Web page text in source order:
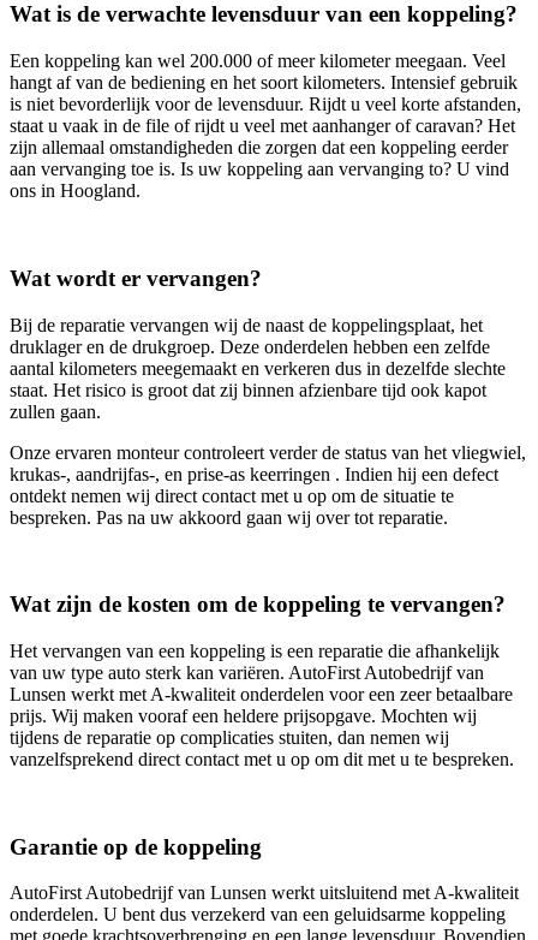
Wat is de verwachte levensduur van een koppeling?
Een koppeling kan wel 200.000 of meer kilometer meegaan. Veel
hangt af van de bediening en het soort kilometers. Intensief gebruik
is niet bevorderlijk voor de levensduur. Rijdt u veel korte afstanden,
staat u vaak in de file of rijdt u veel met aanhanger of caravan? Het
zijn allemaal omstandigheden die zorgen dat een koppeling eerder
aan vervanging toe is. Is uw koppeling aan vervanging to? U vind
ons in Hoogland.
Wat wordt er vervangen?
Bij de reparatie vervangen wij de naast de koppelingsplaat, het
druklager en de drukgroep. Deze onderdelen hebben een zelfde
aantal kilometers meegemaakt en verkeren dus in dezelfde slechte
staat. Het risico is groot dat zij binnen afzienbare tijd ook kapot
zullen gaan.
Onze ervaren monteur controleert verder de status van het vliegwiel,
krukas-, aandrijfas-, en prise-as keerringen . Indien hij een defect
ontdekt nemen wij direct contact met u op om de situatie te
bespreken. Pas na uw akkoord gaan wij over tot reparatie.
Wat zijn de kosten om de koppeling te vervangen?
Het vervangen van een koppeling is een reparatie die afhankelijk
van uw type auto sterk kan variëren. AutoFirst Autobedrijf van
Lunsen werkt met A-kwaliteit onderdelen voor een zeer betaalbare
prijs. Wij maken vooraf een heldere prijsopgave. Mochten wij
tijdens de reparatie op complicaties stuiten, dan nemen wij
vanzelfsprekend direct contact met u op om dit met u te bespreken.
Garantie op de koppeling
AutoFirst Autobedrijf van Lunsen werkt uitsluitend met A-kwaliteit
onderdelen. U bent dus verzekerd van een geluidsarme koppeling